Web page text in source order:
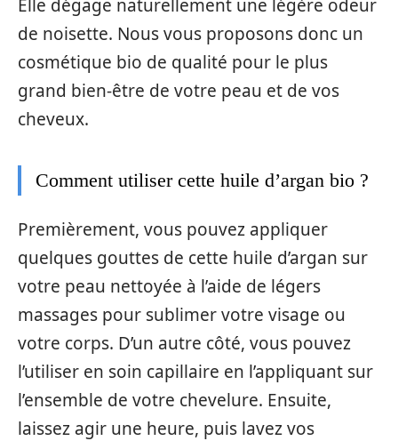
Elle dégage naturellement une légère odeur
de noisette. Nous vous proposons donc un
cosmétique bio de qualité pour le plus
grand bien-être de votre peau et de vos
cheveux.
Comment utiliser cette huile d’argan bio ?
Premièrement, vous pouvez appliquer
quelques gouttes de cette huile d’argan sur
votre peau nettoyée à l’aide de légers
massages pour sublimer votre visage ou
votre corps. D’un autre côté, vous pouvez
l’utiliser en soin capillaire en l’appliquant sur
l’ensemble de votre chevelure. Ensuite,
laissez agir une heure, puis lavez vos